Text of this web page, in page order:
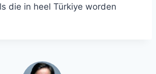
die in heel Türkiye worden